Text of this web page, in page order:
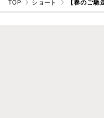
TOP ショート 【春のご馳